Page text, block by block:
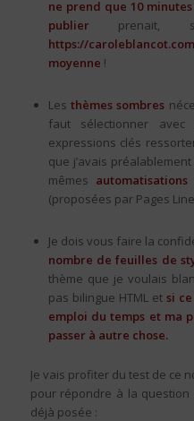
ne prend que 10
publier prenait,
https://
moyenne !
Les thèmes sombres
faut sélectionner
expressions clés
que j’avais
mêmes automatisations
(proposées par Pages
Je dois vous faire la
nombre de feuilles de
thème que je voulais
pas bilingue HTML et si
emploi du temps et ma
passer à autre chose.
Je vais profiter du test de ce
pour répondre à la question
déjà posée :